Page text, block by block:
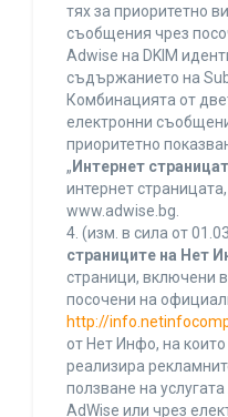
тях за приоритетно
съобщения чрез
Adwise на DKIM
съдържанието на
Комбинацията от
електронни
приоритетно
„ Интернет
интернет
www.adwise.bg.
4. (изм. в сила от
страниците на Нет
страници, включени
посочени на
http://
от Нет Инфо, на
реализира
ползване на
AdWise или чрез